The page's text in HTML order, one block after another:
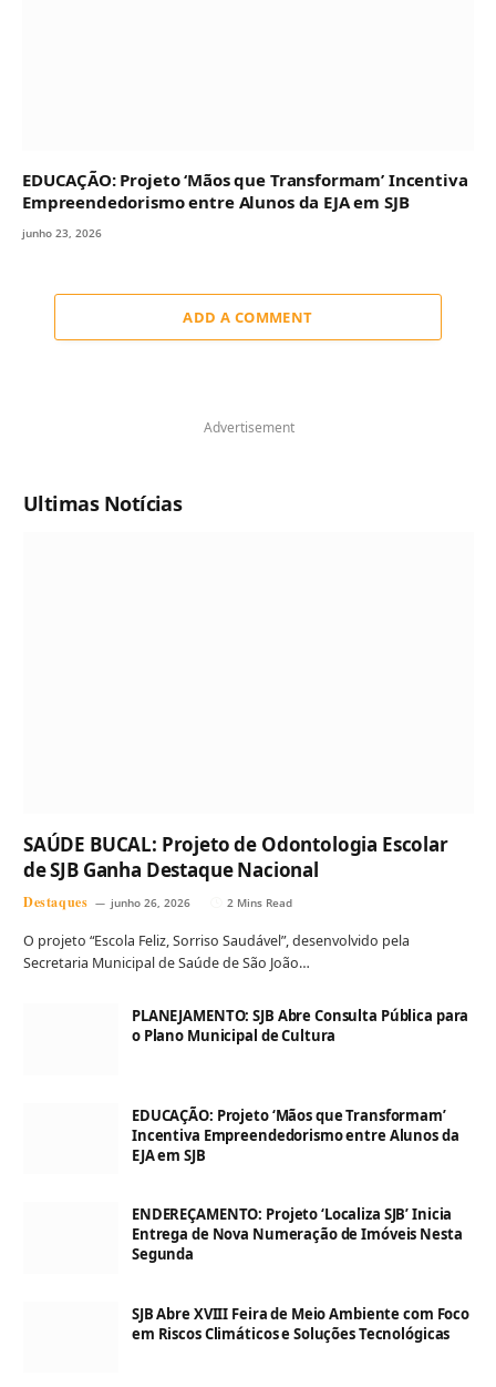
EDUCAÇÃO: Projeto ‘Mãos que Transformam’ Incentiva
Empreendedorismo entre Alunos da EJA em SJB
junho 23, 2026
ADD A COMMENT
Advertisement
Ultimas Notícias
SAÚDE BUCAL: Projeto de Odontologia Escolar
de SJB Ganha Destaque Nacional
Destaques junho 26, 2026 2 Mins Read
O projeto “Escola Feliz, Sorriso Saudável”, desenvolvido pela
Secretaria Municipal de Saúde de São João…
PLANEJAMENTO: SJB Abre Consulta Pública para
o Plano Municipal de Cultura
EDUCAÇÃO: Projeto ‘Mãos que Transformam’
Incentiva Empreendedorismo entre Alunos da
EJA em SJB
ENDEREÇAMENTO: Projeto ‘Localiza SJB’ Inicia
Entrega de Nova Numeração de Imóveis Nesta
Segunda
SJB Abre XVIII Feira de Meio Ambiente com Foco
em Riscos Climáticos e Soluções Tecnológicas